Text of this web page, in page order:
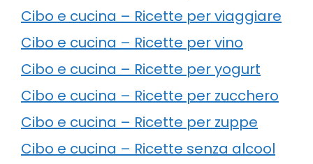
Cibo e cucina – Ricette per viaggiare
Cibo e cucina – Ricette per vino
Cibo e cucina – Ricette per yogurt
Cibo e cucina – Ricette per zucchero
Cibo e cucina – Ricette per zuppe
Cibo e cucina – Ricette senza alcool